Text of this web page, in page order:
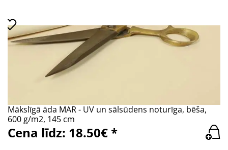
Mākslīgā āda MAR - UV un sālsūdens noturīga, bēša,
600 g/m2, 145 cm
Cena līdz: 18.50€ *